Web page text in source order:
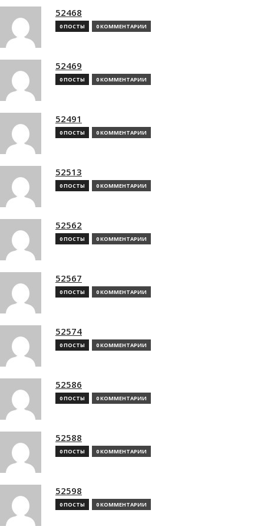
52468
0 ПОСТЫ 0 КОММЕНТАРИИ
52469
0 ПОСТЫ 0 КОММЕНТАРИИ
52491
0 ПОСТЫ 0 КОММЕНТАРИИ
52513
0 ПОСТЫ 0 КОММЕНТАРИИ
52562
0 ПОСТЫ 0 КОММЕНТАРИИ
52567
0 ПОСТЫ 0 КОММЕНТАРИИ
52574
0 ПОСТЫ 0 КОММЕНТАРИИ
52586
0 ПОСТЫ 0 КОММЕНТАРИИ
52588
0 ПОСТЫ 0 КОММЕНТАРИИ
52598
0 ПОСТЫ 0 КОММЕНТАРИИ